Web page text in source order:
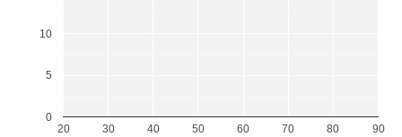
20 30 40 50 60 70 80 90
0
5
10